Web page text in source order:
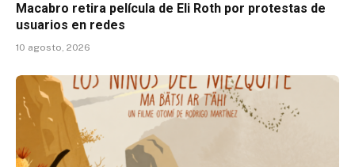
Macabro retira película de Eli Roth por protestas de
usuarios en redes
10 agosto, 2026